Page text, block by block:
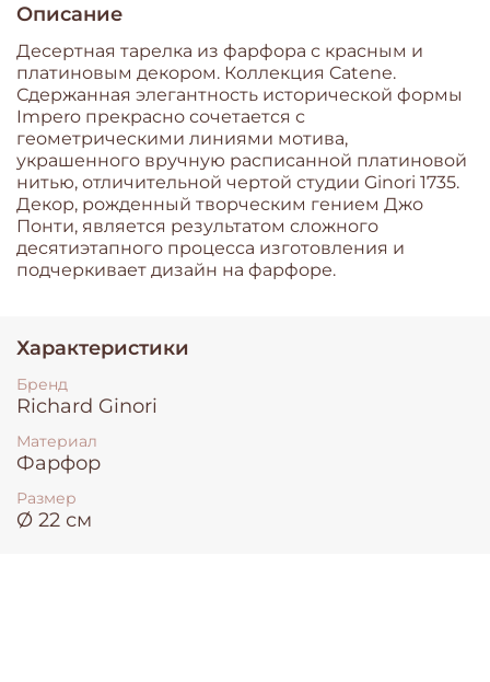
Описание
Десертная тарелка из фарфора с красным и
платиновым декором. Коллекция Catene.
Сдержанная элегантность исторической формы
Impero прекрасно сочетается с
геометрическими линиями мотива,
украшенного вручную расписанной платиновой
нитью, отличительной чертой студии Ginori 1735.
Декор, рожденный творческим гением Джо
Понти, является результатом сложного
десятиэтапного процесса изготовления и
подчеркивает дизайн на фарфоре.
Характеристики
Бренд
Richard Ginori
Материал
Фарфор
Размер
Ø 22 см